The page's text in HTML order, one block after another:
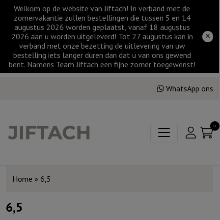
Welkom op de website van Jiftach! In verband met de
zomervakantie zullen bestellingen die tussen 5 en 14
augustus 2026 worden geplaatst, vanaf 18 augustus
2026 aan u worden uitgeleverd! Tot 27 augustus kan in
verband met onze bezetting de uitlevering van uw
bestelling iets langer duren dan dat u van ons gewend
bent. Namens Team Jiftach een fijne zomer toegewenst!
WhatsApp ons
0
Home » 6,5
6,5